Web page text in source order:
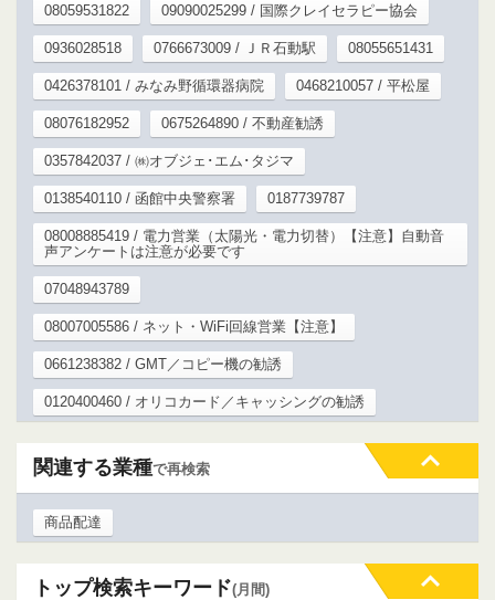
08059531822 09090025299 / 国際クレイセラピー協会
0936028518 0766673009 / ＪＲ石動駅 08055651431
0426378101 / みなみ野循環器病院 0468210057 / 平松屋
08076182952 0675264890 / 不動産勧誘
0357842037 / ㈱オブジェ･エム･タジマ
0138540110 / 函館中央警察署 0187739787
08008885419 / 電力営業（太陽光・電力切替）【注意】自動音
声アンケートは注意が必要です
07048943789
08007005586 / ネット・WiFi回線営業【注意】
0661238382 / GMT／コピー機の勧誘
0120400460 / オリコカード／キャッシングの勧誘
関連する業種で再検索
商品配達
トップ検索キーワード(月間)